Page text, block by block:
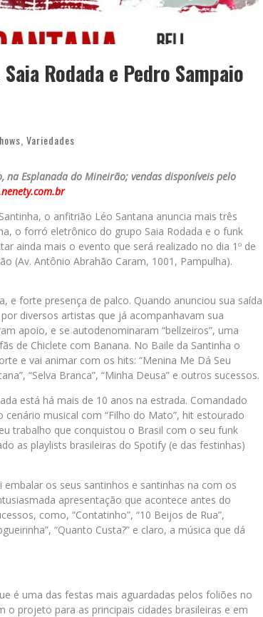
Rodada e Pedro Sampaio
Variedades
na Esplanada do Mineirão; vendas disponíveis pelo
o anfitrião Léo Santana anuncia mais três
o forró eletrônico do grupo Saia Rodada e o funk
ainda mais o evento que será realizado no dia 1º de
(Av. Antônio Abrahão Caram, 1001, Pampulha).
e forte presença de palco. Quando anunciou sua saída
diversos artistas que já acompanhavam sua
apoio, e se autodenominaram “bellzeiros”, uma
de Chiclete com Banana. No Baile da Santinha o
e vai animar com os hits: “Menina Me Dá Seu
“Selva Branca”, “Minha Deusa” e outros sucessos.
está há mais de 10 anos na estrada. Comandado
musical com “Filho do Mato”, hit estourado
trabalho que conquistou o Brasil com o seu funk
as playlists brasileiras do Spotify (e das festinhas)
os seus santinhos e santinhas na com os
apresentação que acontece antes do
como, “Contatinho”, “10 Beijos de Rua”,
“Quanto Custa?” e claro, a música que dá
é uma das festas mais aguardadas pelos foliões no
projeto para as principais cidades brasileiras e em